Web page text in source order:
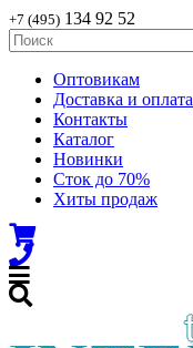
+7 (495) 134 92 52
Оптовикам
Доставка и оплата
Контакты
Каталог
Новинки
Сток до 70%
Хиты продаж